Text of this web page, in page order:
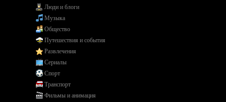
Люди и блоги
Музыка
Общество
Путешествия и события
Развлечения
Сериалы
Спорт
Транспорт
Фильмы и анимация